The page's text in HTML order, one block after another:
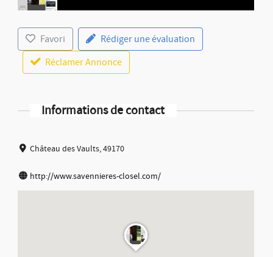
Favori
Rédiger une évaluation
Réclamer Annonce
Informations de contact
Château des Vaults, 49170
http://www.savennieres-closel.com/